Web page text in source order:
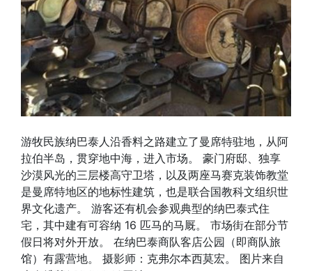
游牧民族纳巴泰人沿香料之路建立了曼席特驻地，从阿
拉伯半岛，贯穿地中海，进入市场。 豪门府邸、独享
沙漠风光的三层楼高守卫塔，以及两座马赛克装饰教堂
是曼席特地区的地标性建筑，也是联合国教科文组织世
界文化遗产。 游客还有机会参观典型的纳巴泰式住
宅，其中建有可容纳 16 匹马的马厩。 市场街在部分节
假日将对外开放。 在纳巴泰商队客店公园（即商队旅
馆）有露营地。 摄影师：克弗尔本西莫宏。 图片来自